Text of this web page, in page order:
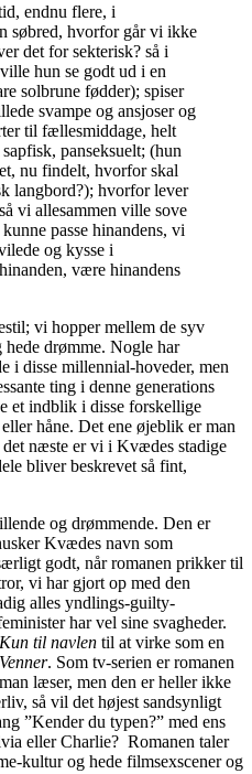
endnu flere, i
søbred, hvorfor går vi ikke
det for sekterisk? så i
hun se godt ud i en
solbrune fødder); spiser
svampe og ansjoser og
til fællesmiddage, helt
panseksuelt; (hun
nu findelt, hvorfor skal
langbord?); hvorfor lever
vi allesammen ville sove
passe hinandens, vi
og kysse i
være hinandens
vi hopper mellem de syv
hede drømme. Nogle har
i disse millennial-hoveder, men
ting i denne generations
et indblik i disse forskellige
håne. Det ene øjeblik er man
næste er vi i Kvædes stadige
bliver beskrevet så fint,
og drømmende. Den er
Kvædes navn som
godt, når romanen prikker til
vi har gjort op med den
alles yndlings-guilty-
har vel sine svagheder.
Kun til navlen til at virke som en
Venner. Som tv-serien er romanen
læser, men den er heller ikke
så vil det højest sandsynligt
”Kender du typen?” med ens
eller Charlie? Romanen taler
kultur og hede filmsexscener og